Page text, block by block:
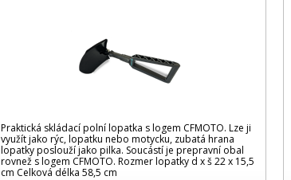
Praktická skládací polní lopatka s logem CFMOTO. Lze ji
využít jako rýc, lopatku nebo motycku, zubatá hrana
lopatky poslouží jako pilka. Soucástí je prepravní obal
rovnež s logem CFMOTO. Rozmer lopatky d x š 22 x 15,5
cm Celková délka 58,5 cm